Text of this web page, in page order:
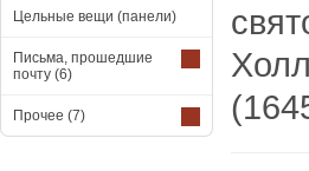
Цельные вещи (панели)
Письма, прошедшие
почту (6)
Прочее (7)